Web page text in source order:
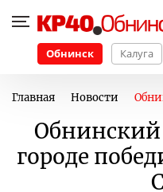
Обнинск Калуга
Главная Новости
Обнинский
городе